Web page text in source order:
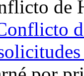
de